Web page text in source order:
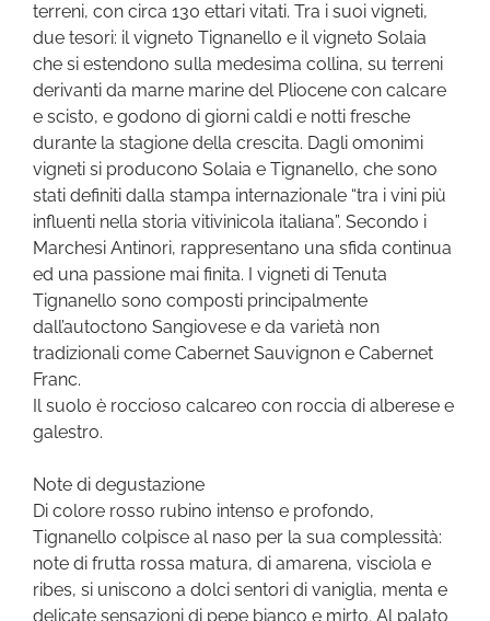
terreni, con circa 130 ettari vitati. Tra i suoi vigneti,
due tesori: il vigneto Tignanello e il vigneto Solaia
che si estendono sulla medesima collina, su terreni
derivanti da marne marine del Pliocene con calcare
e scisto, e godono di giorni caldi e notti fresche
durante la stagione della crescita. Dagli omonimi
vigneti si producono Solaia e Tignanello, che sono
stati definiti dalla stampa internazionale “tra i vini più
influenti nella storia vitivinicola italiana”. Secondo i
Marchesi Antinori, rappresentano una sfida continua
ed una passione mai finita. I vigneti di Tenuta
Tignanello sono composti principalmente
dall’autoctono Sangiovese e da varietà non
tradizionali come Cabernet Sauvignon e Cabernet
Franc.
Il suolo è roccioso calcareo con roccia di alberese e
galestro.
Note di degustazione
Di colore rosso rubino intenso e profondo,
Tignanello colpisce al naso per la sua complessità:
note di frutta rossa matura, di amarena, visciola e
ribes, si uniscono a dolci sentori di vaniglia, menta e
delicate sensazioni di pepe bianco e mirto. Al palato